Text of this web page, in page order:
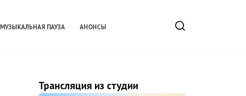
МУЗЫКАЛЬНАЯ ПАУЗА АНОНСЫ
Трансляция из студии